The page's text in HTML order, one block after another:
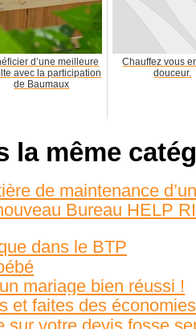
d’une meilleure
avec la participation
de Baumaux
Chauffez vous
douceur.
la même
de maintenance
Bureau HELP
dans le BTP
mariage bien réussi !
et faites des